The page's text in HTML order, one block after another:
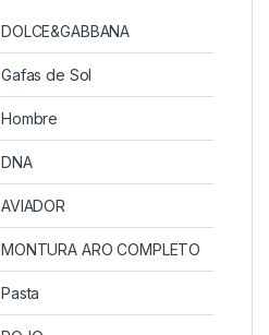
DOLCE&GABBANA
Gafas de Sol
Hombre
DNA
AVIADOR
MONTURA ARO COMPLETO
Pasta